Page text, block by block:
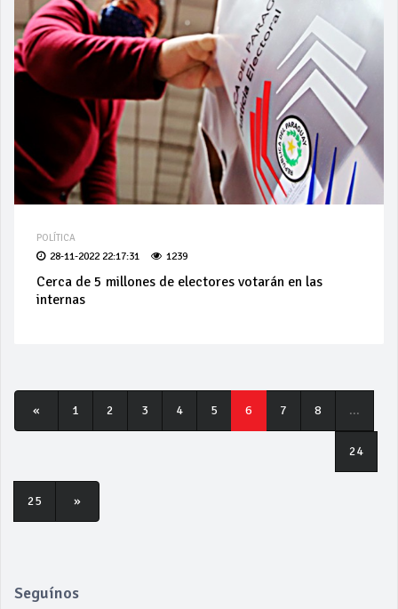
POLÍTICA
28-11-2022 22:17:31 1239
Cerca de 5 millones de electores votarán en las
internas
« 1 2 3 4 5 6 7 8 ...
24
25 »
Seguínos